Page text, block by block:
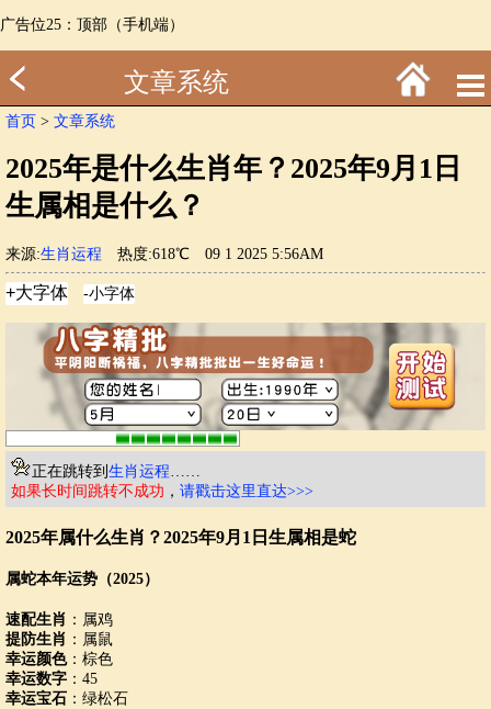
广告位25：顶部（手机端）
文章系统
首页 > 文章系统
2025年是什么生肖年？2025年9月1日
生属相是什么？
来源:生肖运程 热度:618℃ 09 1 2025 5:56AM
正在跳转到 生肖运程……
如果长时间跳转不成功 ， 请戳击这里直达>>>
2025年属什么生肖？2025年9月1日生属相是蛇
属蛇本年运势（2025）
速配生肖 ：属鸡
提防生肖 ：属鼠
幸运颜色：棕色
幸运数字 ：45
幸运宝石 ：绿松石